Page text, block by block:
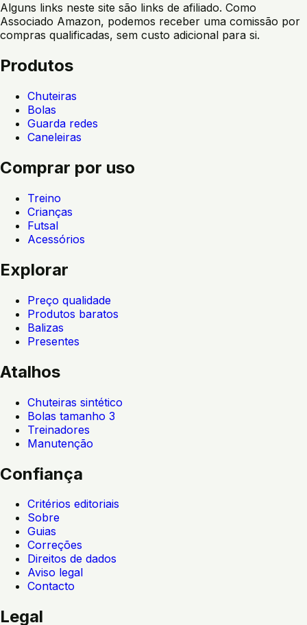
Alguns links neste site são links de afiliado. Como
Associado Amazon, podemos receber uma comissão por
compras qualificadas, sem custo adicional para si.
Produtos
Chuteiras
Bolas
Guarda redes
Caneleiras
Comprar por uso
Treino
Crianças
Futsal
Acessórios
Explorar
Preço qualidade
Produtos baratos
Balizas
Presentes
Atalhos
Chuteiras sintético
Bolas tamanho 3
Treinadores
Manutenção
Confiança
Critérios editoriais
Sobre
Guias
Correções
Direitos de dados
Aviso legal
Contacto
Legal